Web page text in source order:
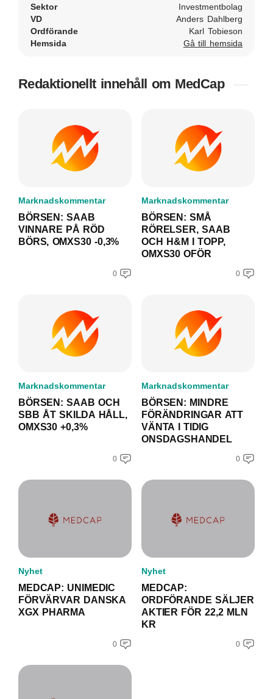
Sektor
Investmentbolag
VD
Anders Dahlberg
Ordförande
Karl Tobieson
Hemsida
Gå till hemsida
Redaktionellt innehåll om MedCap
Marknadskommentar
BÖRSEN: SAAB
VINNARE PÅ RÖD
BÖRS, OMXS30 -0,3%
0
Marknadskommentar
BÖRSEN: SMÅ
RÖRELSER, SAAB
OCH H&M I TOPP,
OMXS30 OFÖR
0
Marknadskommentar
BÖRSEN: SAAB OCH
SBB ÅT SKILDA HÅLL,
OMXS30 +0,3%
0
Marknadskommentar
BÖRSEN: MINDRE
FÖRÄNDRINGAR ATT
VÄNTA I TIDIG
ONSDAGSHANDEL
0
Nyhet
MEDCAP: UNIMEDIC
FÖRVÄRVAR DANSKA
XGX PHARMA
0
Nyhet
MEDCAP:
ORDFÖRANDE SÄLJER
AKTIER FÖR 22,2 MLN
KR
0